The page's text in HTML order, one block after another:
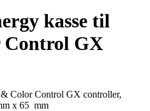
kasse til
GX
Color Control GX controller,
x 65 mm